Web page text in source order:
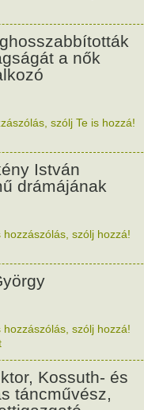
a nők
szólj Te is hozzá!
István
drámájának
hozzászólás, szólj hozzá!
hozzászólás, szólj hozzá!
Kossuth- és
táncművész,